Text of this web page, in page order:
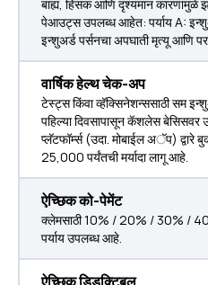
बाह्य, हिंसक आणि दृश्यमान कारणांमुळे
पेआउट्स उपलब्ध आहेत: पर्याय A:
इन्शुअर्ड पर्सनचा अपघाती मृत्यू आणि
वार्षिक हेल्थ चेक-अप
टेस्ट्स किंवा व्हॅक्सिनेशन्ससाठी सम
पहिल्या दिवसापासून कॅशलेस
प्लॅटफॉर्म्स (उदा. मोबाईल अॅप)
₹25,000 पर्यंतची मर्यादा लागू आहे.
ऐच्छिक को-पेमेंट
क्लेमसाठी 10% / 20% / 30% /
पर्याय उपलब्ध आहे.